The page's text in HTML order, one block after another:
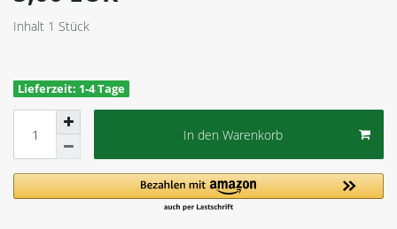
Inhalt 1 Stück
Lieferzeit: 1-4 Tage
In den Warenkorb